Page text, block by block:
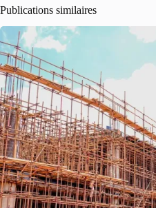
Publications similaires